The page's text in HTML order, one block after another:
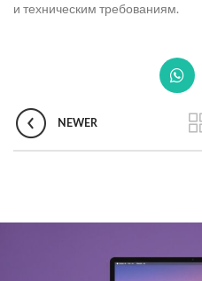
и техническим требованиям.
NEWER